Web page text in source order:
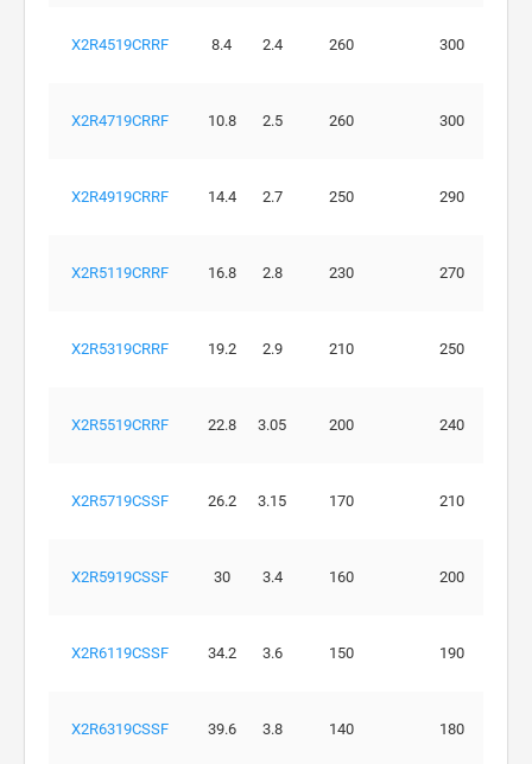
X2R4519CRRF 8.4 2.4 260 300
X2R4719CRRF 10.8 2.5 260 300
X2R4919CRRF 14.4 2.7 250 290
X2R5119CRRF 16.8 2.8 230 270
X2R5319CRRF 19.2 2.9 210 250
X2R5519CRRF 22.8 3.05 200 240
X2R5719CSSF 26.2 3.15 170 210
X2R5919CSSF 30 3.4 160 200
X2R6119CSSF 34.2 3.6 150 190
X2R6319CSSF 39.6 3.8 140 180